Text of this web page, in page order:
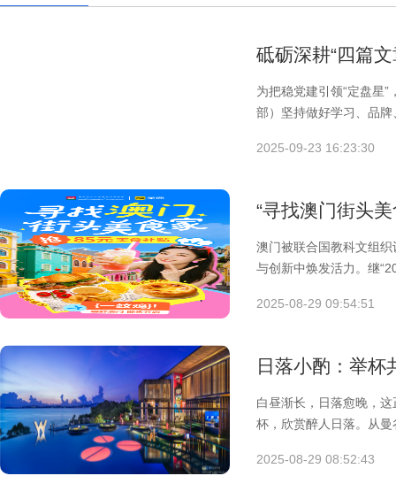
砥砺深耕“四篇
为把稳党建引领“定盘星
部）坚持做好学习、品
2025-09-23 16:23:30
“寻找澳门街头
澳门被联合国教科文组
与创新中焕发活力。继
2025-08-29 09:54:51
日落小酌：举杯
白昼渐长，日落愈晚，
杯，欣赏醉人日落。从
2025-08-29 08:52:43